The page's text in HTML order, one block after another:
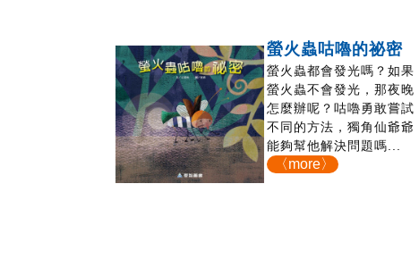
螢火蟲咕嚕的祕密
螢火蟲都會發光嗎？如果
螢火蟲不會發光，那夜晚
怎麼辦呢？咕嚕勇敢嘗試
不同的方法，獨角仙爺爺
能夠幫他解決問題嗎...
〈more〉